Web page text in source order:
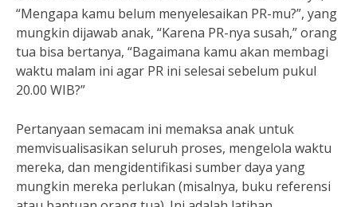
“Mengapa kamu belum menyelesaikan PR-mu?”, yang
mungkin dijawab anak, “Karena PR-nya susah,” orang
tua bisa bertanya, “Bagaimana kamu akan membagi
waktu malam ini agar PR ini selesai sebelum pukul
20.00 WIB?”
Pertanyaan semacam ini memaksa anak untuk
memvisualisasikan seluruh proses, mengelola waktu
mereka, dan mengidentifikasi sumber daya yang
mungkin mereka perlukan (misalnya, buku referensi